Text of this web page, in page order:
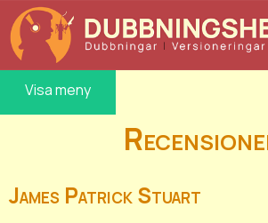
Visa meny
James Patrick Stuart